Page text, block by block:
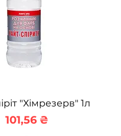
"Хімрезерв" 1л
Ціна
101,56 ₴